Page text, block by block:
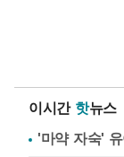
이시간 핫뉴스
'마약 자숙'